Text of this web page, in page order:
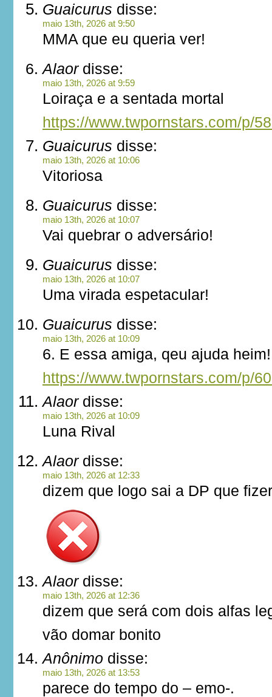
Guaicurus disse:
maio 13th, 2026 at 9:50
MMA que eu queria ver!
Alaordisse:
maio 13th, 2026 at 9:59
Loiraça e a sentada mortal
https://www.twpornstars.com/p/
Guaicurus disse:
maio 13th, 2026 at 10:06
Vitoriosa
Guaicurus disse:
maio 13th, 2026 at 10:07
Vai quebrar o adversário!
Guaicurus disse:
maio 13th, 2026 at 10:07
Uma virada espetacular!
Guaicurus disse:
maio 13th, 2026 at 10:09
6. E essa amiga, qeu ajuda
https://www.twpornstars.com/p/
Alaordisse:
maio 13th, 2026 at 10:09
Luna Rival
Alaordisse:
maio 13th, 2026 at 12:33
dizem que logo sai a DP que
Alaordisse:
maio 13th, 2026 at 12:36
dizem que será com dois alfas
vão domar bonito
Anônimo disse:
maio 13th, 2026 at 13:53
parece do tempo do – emo-.